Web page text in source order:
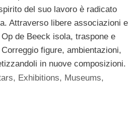
del suo lavoro è radicato
Attraverso libere associazioni e
de Beeck isola, traspone e
figure, ambientazioni,
in nuove composizioni.
, Exhibitions, Museums,